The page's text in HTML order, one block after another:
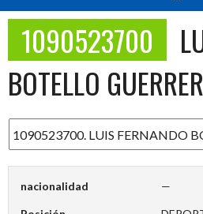
1090523700
BOTELLO
nacionalidad —